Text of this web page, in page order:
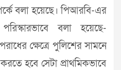
বলা হয়েছে। পিআরবি-এর
বলা হয়েছে-
ক্ষেত্রে পুলিশের সামনে
হবে সেটা প্রাথমিকভাবে